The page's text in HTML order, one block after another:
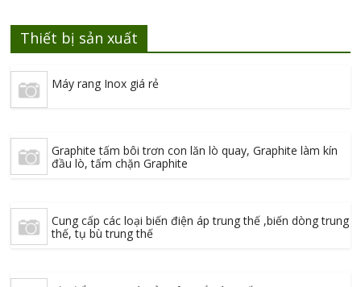
Thiết bị sản xuất
Máy rang Inox giá rẻ
Graphite tấm bôi trơn con lăn lò quay, Graphite làm kín
đầu lò, tấm chặn Graphite
Cung cấp các loại biến điện áp trung thế ,biến dòng trung
thế, tụ bù trung thế